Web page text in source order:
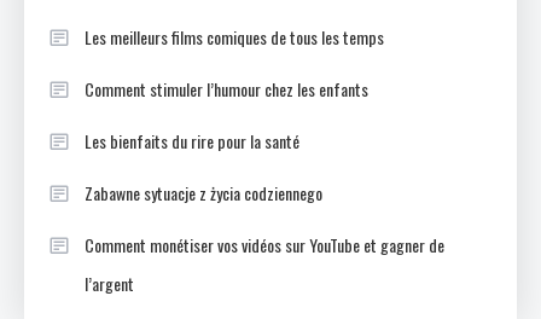
Les meilleurs films comiques de tous les temps
Comment stimuler l’humour chez les enfants
Les bienfaits du rire pour la santé
Zabawne sytuacje z życia codziennego
Comment monétiser vos vidéos sur YouTube et gagner de
l’argent